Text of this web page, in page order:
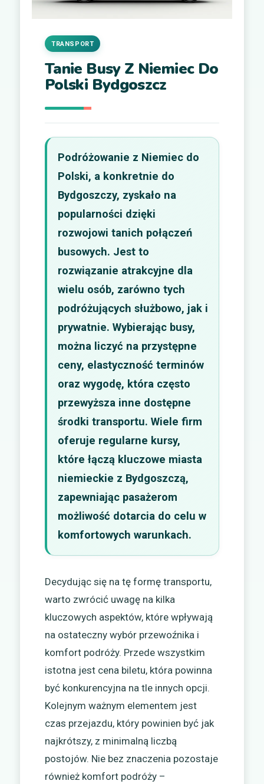
Tanie Busy Z Niemiec Do
Polski Bydgoszcz
TRANSPORT
Podróżowanie z Niemiec do
Polski, a konkretnie do
Bydgoszczy, zyskało na
popularności dzięki
rozwojowi tanich połączeń
busowych. Jest to
rozwiązanie atrakcyjne dla
wielu osób, zarówno tych
podróżujących służbowo, jak i
prywatnie. Wybierając busy,
można liczyć na przystępne
ceny, elastyczność terminów
oraz wygodę, która często
przewyższa inne dostępne
środki transportu. Wiele firm
oferuje regularne kursy,
które łączą kluczowe miasta
niemieckie z Bydgoszczą,
zapewniając pasażerom
możliwość dotarcia do celu w
komfortowych warunkach.
Decydując się na tę formę transportu,
warto zwrócić uwagę na kilka
kluczowych aspektów, które wpływają
na ostateczny wybór przewoźnika i
komfort podróży. Przede wszystkim
istotna jest cena biletu, która powinna
być konkurencyjna na tle innych opcji.
Kolejnym ważnym elementem jest
czas przejazdu, który powinien być jak
najkrótszy, z minimalną liczbą
postojów. Nie bez znaczenia pozostaje
również komfort podróży –